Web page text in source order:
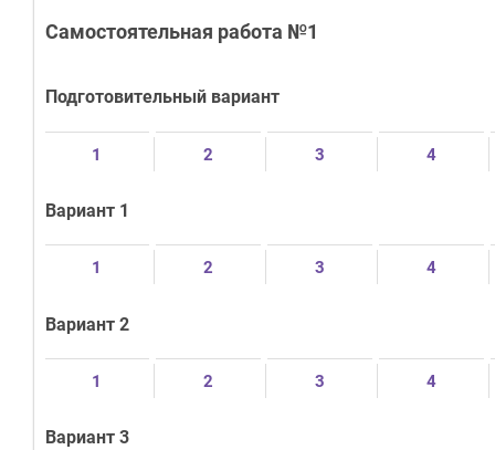
Самостоятельная работа №1
Подготовительный вариант
1 2 3 4
Вариант 1
1 2 3 4
Вариант 2
1 2 3 4
Вариант 3